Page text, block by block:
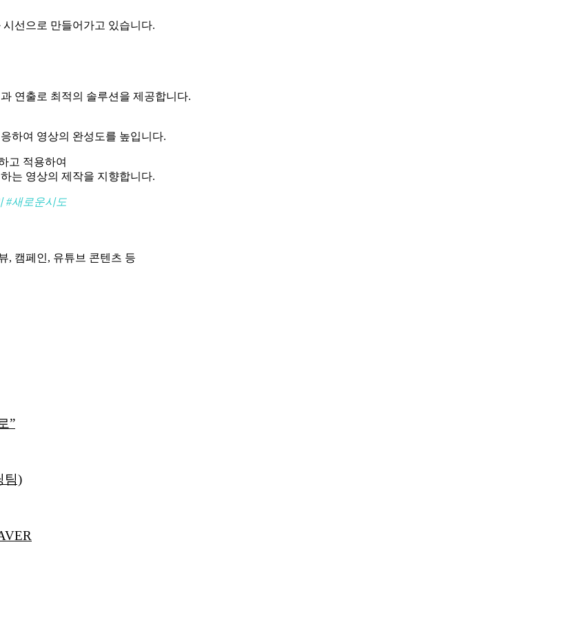
선으로 만들어가고 있습니다.
연출로 최적의 솔루션을 제공합니다.
하여 영상의 완성도를 높입니다.
고 적용하여
는 영상의 제작을 지향합니다.
#새로운시도
, 캠페인, 유튜브 콘텐츠 등
”
팀)